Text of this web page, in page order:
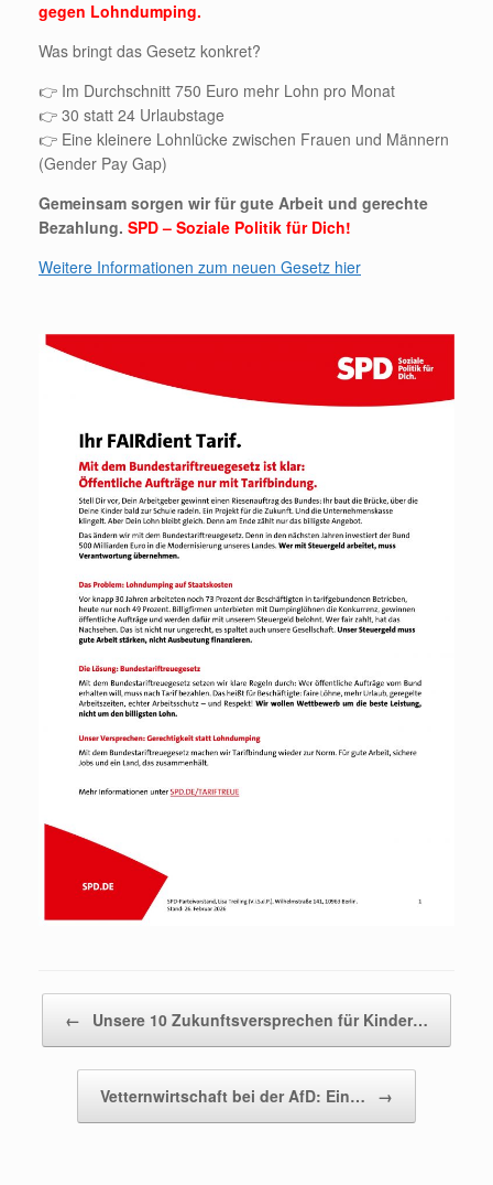
gegen Lohndumping.
Was bringt das Gesetz konkret?
👉 Im Durchschnitt 750 Euro mehr Lohn pro Monat
👉 30 statt 24 Urlaubstage
👉 Eine kleinere Lohnlücke zwischen Frauen und Männern
(Gender Pay Gap)
Gemeinsam sorgen wir für gute Arbeit und gerechte
Bezahlung. SPD – Soziale Politik für Dich!
Weitere Informationen zum neuen Gesetz hier
← Unsere 10 Zukunftsversprechen für Kinder…
Vetternwirtschaft bei der AfD: Ein… →